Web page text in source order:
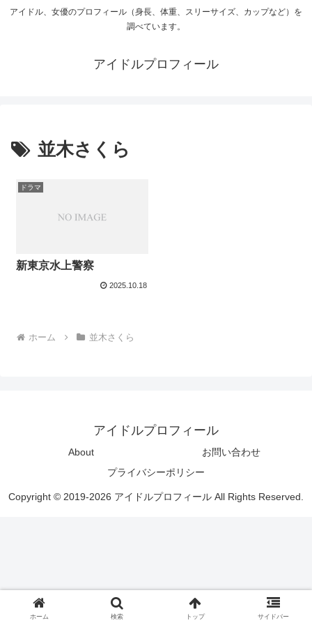
アイドル、女優のプロフィール（身長、体重、スリーサイズ、カップなど）を
調べています。
アイドルプロフィール
並木さくら
ドラマ
新東京水上警察
2025.10.18
ホーム 並木さくら
アイドルプロフィール
About
お問い合わせ
プライバシーポリシー
Copyright © 2019-2026 アイドルプロフィール All Rights Reserved.
ホーム 検索 トップ サイドバー